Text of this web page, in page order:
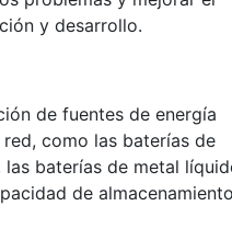
y desarrollo.
de fuentes de energía
como las baterías de
baterías de metal
de